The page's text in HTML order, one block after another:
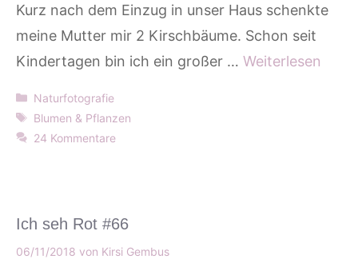
Kurz nach dem Einzug in unser Haus schenkte
meine Mutter mir 2 Kirschbäume. Schon seit
Kindertagen bin ich ein großer … Weiterlesen
Kategorien
Naturfotografie
Schlagwörter
Blumen & Pflanzen
24 Kommentare
Ich seh Rot #66
06/11/2018 von Kirsi Gembus